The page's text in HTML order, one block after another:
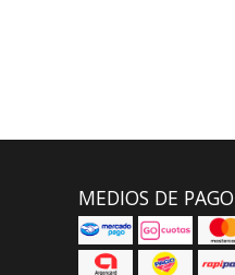
MEDIOS DE PAGO